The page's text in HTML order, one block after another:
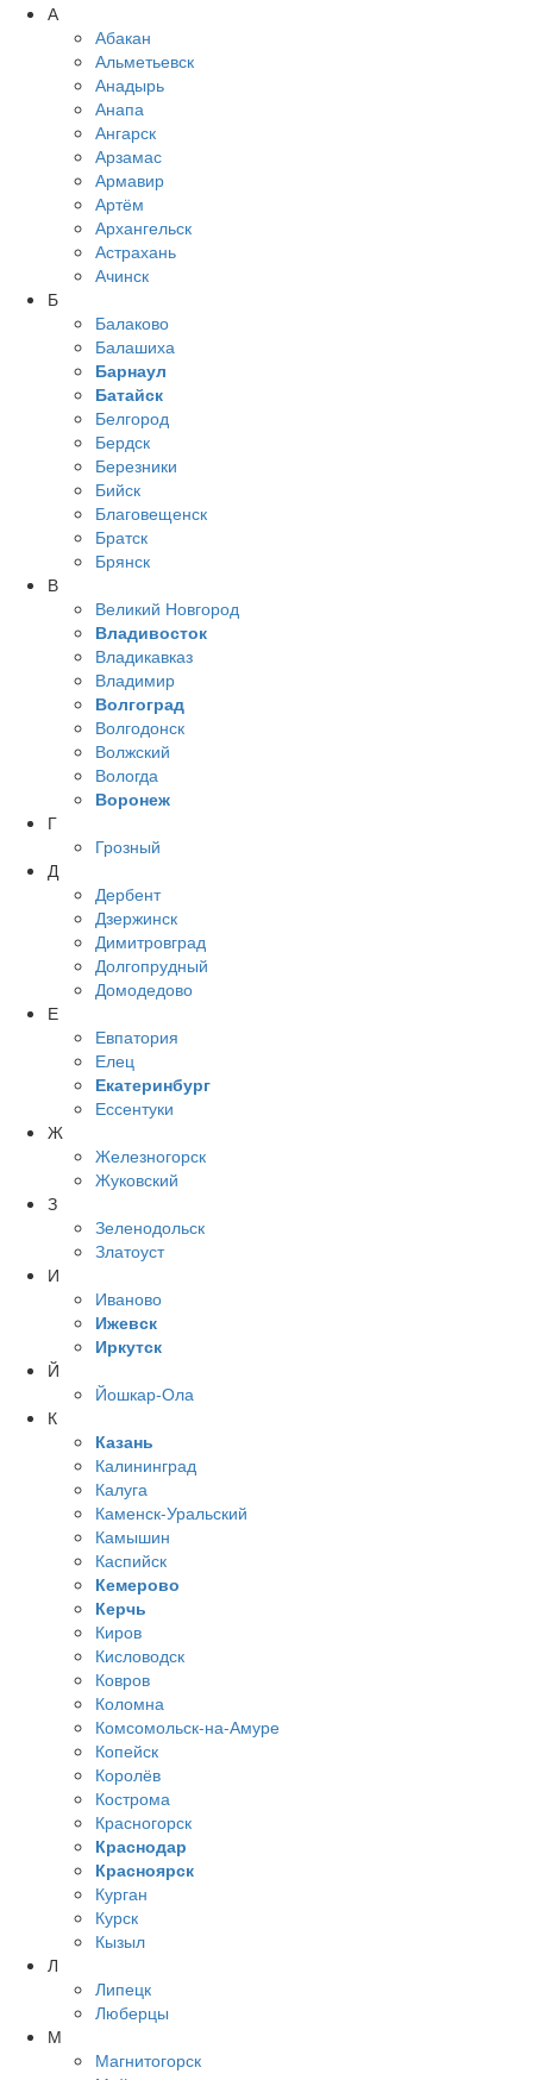
А
Абакан
Альметьевск
Анадырь
Анапа
Ангарск
Арзамас
Армавир
Артём
Архангельск
Астрахань
Ачинск
Б
Балаково
Балашиха
Барнаул
Батайск
Белгород
Бердск
Березники
Бийск
Благовещенск
Братск
Брянск
В
Великий Новгород
Владивосток
Владикавказ
Владимир
Волгоград
Волгодонск
Волжский
Вологда
Воронеж
Г
Грозный
Д
Дербент
Дзержинск
Димитровград
Долгопрудный
Домодедово
Е
Евпатория
Елец
Екатеринбург
Ессентуки
Ж
Железногорск
Жуковский
З
Зеленодольск
Златоуст
И
Иваново
Ижевск
Иркутск
Й
Йошкар-Ола
К
Казань
Калининград
Калуга
Каменск-Уральский
Камышин
Каспийск
Кемерово
Керчь
Киров
Кисловодск
Ковров
Коломна
Комсомольск-на-Амуре
Копейск
Королёв
Кострома
Красногорск
Краснодар
Красноярск
Курган
Курск
Кызыл
Л
Липецк
Люберцы
М
Магнитогорск